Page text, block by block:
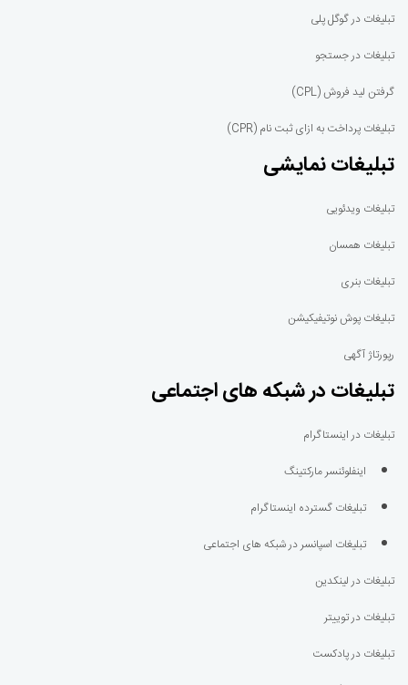
تبلیغات در گوگل پلی
تبلیغات در جستجو
گرفتن لید فروش (CPL)
تبلیغات پرداخت به ازای ثبت نام (CPR)
تبلیغات نمایشی
تبلیغات ویدئویی
تبلیغات همسان
تبلیغات بنری
تبلیغات پوش نوتیفیکیشن
رپورتاژ آگهی
تبلیغات در شبکه های اجتماعی
تبلیغات در اینستاگرام
اینفلوئنسر مارکتینگ
تبلیغات گسترده اینستاگرام
تبلیغات اسپانسر در شبکه های اجتماعی
تبلیغات در لینکدین
تبلیغات در توییتر
تبلیغات در پادکست